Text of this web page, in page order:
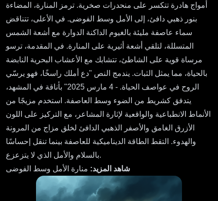
أمواج هادرة تتكسر على منحدرات صخرية. ترمز المنارة، المضاءة
بنور ذهبي دافئ، إلى الأمل وسط الفوضى. في الأعلى، تتناقض
سماء عاصفة مليئة بالغيوم الداكنة الدوارة مع أشعة الشمس
المتسللة، لتلقي أشعة أثيرية على المنارة. في المقدمة، ترسو
مرساة قوية على الشاطئ، تتشابك مع الأعشاب البحرية النابضة
بالحياة، مما يمثل الثبات. يندمج النص "دع أملك راسخًا، فهو يرسّي
الروح في عواصف الحياة. - 4 مارس 2025" بأناقة في المشهد،
يتدفق كشريط من الضوء وسط العاصفة. استخدم مزيجًا من
الأنماط الانطباعية والواقعية لإثارة المشاعر، مع التركيز على اللون
الأزرق الغامق والأصفر الذهبي الدافئ لخلق مزاج من المرونة
والهدوء. التقط الطاقة الديناميكية للعاصفة بينما تنقل إحساسًا
بالسلام والأمل الذي لا يتزعزع.
شاهد المزيد: منارة الأمل وسط الفوضى